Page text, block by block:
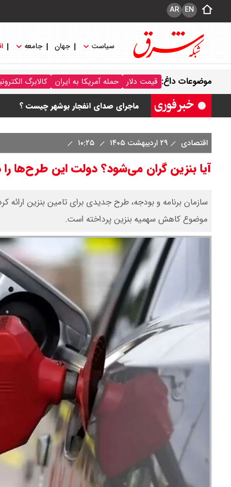
EN
AR
سیاست جهان جامعه
موضوعات داغ: قیمت دلار حمله آمریکا به ایران کالابرگ
قیمت محصولات ایران خودرو امروز جمعه ۱۶ مرداد ۱۴۰۵ / قیمت پژو۲۰۷ چند؟+ جدول
قیمت طلا و سکه امروز جمعه ۱۶ مرداد ۱۴۰۵/ قیمت سکه چند ؟ + جدول
ماجرای صدای انفجار بوشهر چیست ؟
قیمت سکه پارسیان امروز جمعه ۱۶ مرداد ۱۴۰۵ / سکه پارسیان ۱۰۰ سوتی چند ؟ جدول
اقتصادی ۲۹ اردیبهشت ۱۴۰۵
آیا بنزین گران می‌شود؟ دولت این طرح‌ها را
سازمان برنامه و بودجه، طرح جدیدی برای تامین بنزین
موضوع کاهش سهمیه بنزین پرداخته است.